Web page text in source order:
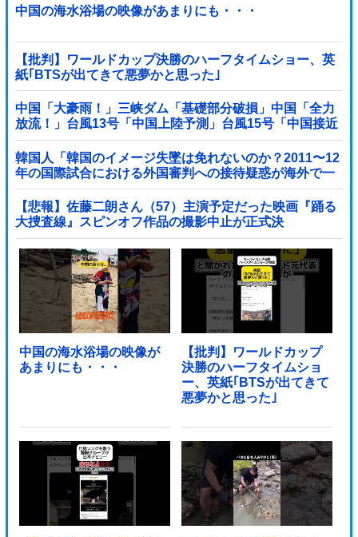
中国の海水浴場の映像があまりにも・・・
【批判】ワールドカップ決勝のハーフタイムショー、英
紙｢BTSが出てきて悪夢かと思った｣
中国「大豪雨！」三峡ダム「基礎部分破損」中国「全力
放流！」台風13号「中国上陸予測」台風15号「中国接近
（画像」中国「台風同時上陸！（穀物生産が壊滅危機」
→
韓国人「韓国のイメージ失墜は免れないのか？2011〜12
年の国際試合における外国審判への接待疑惑が海外で一
斉に報じられる‥」
【悲報】佐藤二朗さん（57）主演予定だった映画『踊る
大捜査線』スピンオフ作品の撮影中止が正式決
定・・・・・・・・・他
中国の海水浴場の映像が
あまりにも・・・
【批判】ワールドカップ
決勝のハーフタイムショ
ー、英紙｢BTSが出てきて
悪夢かと思った｣